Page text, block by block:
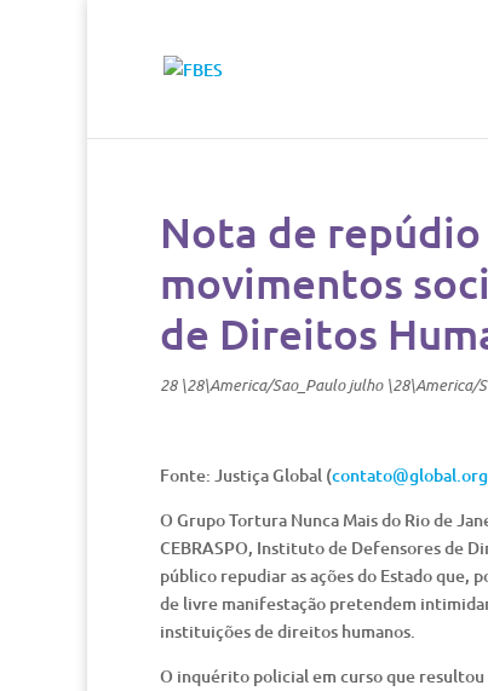
Nota de
movimentos
de Direitos
28 \28\America/Sao_Paulo julho \28\America/
Fonte: Justiça Global (
O Grupo Tortura Nunca Mais do Rio de
CEBRASPO, Instituto de Defensores de
público repudiar as ações do Estado que,
de livre manifestação pretendem
instituições de direitos humanos.
O inquérito policial em curso que resultou